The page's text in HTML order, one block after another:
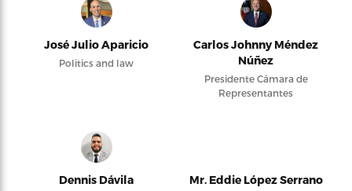
José Julio Aparicio
Politics and law
Carlos Johnny Méndez
Núñez
Presidente Cámara de
Representantes
Dennis Dávila Mr. Eddie López Serrano